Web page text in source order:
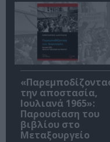
την αποστασία,
Ιουλιανά 1965»:
Παρουσίαση του
βιβλίου στο
Μεταξουργείο